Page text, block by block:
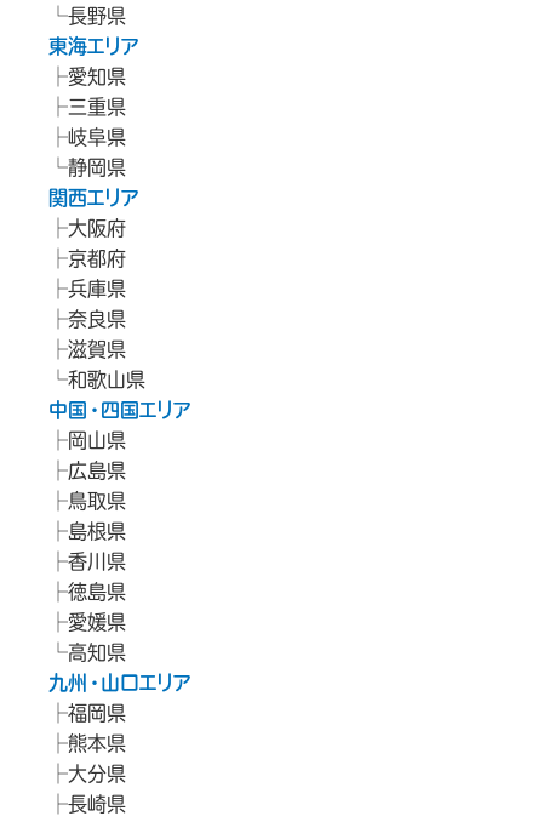
長野県
東海エリア
愛知県
三重県
岐阜県
静岡県
関西エリア
大阪府
京都府
兵庫県
奈良県
滋賀県
和歌山県
中国・四国エリア
岡山県
広島県
鳥取県
島根県
香川県
徳島県
愛媛県
高知県
九州・山口エリア
福岡県
熊本県
大分県
長崎県